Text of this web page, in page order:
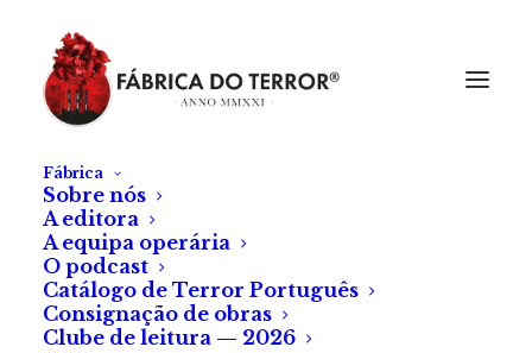
Fábrica
Sobre nós
A editora
A equipa operária
O podcast
Catálogo de Terror Português
Consignação de obras
Clube de leitura — 2026